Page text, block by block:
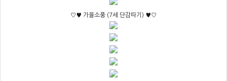
♡♥ 가을소풍 (7세 단감따기) ♥♡